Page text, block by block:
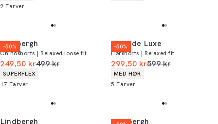
2 Farver
-50%
Lindbergh
Chinoshorts | Relaxed loose fit
249,50 krI alt (uden rabat)
499 kr
Produkt egenskaber
SUPERFLEX
17 Farver
-50%
Junk de Luxe
Hørshorts | Relaxed fit
299,50 krI alt (uden rabat)
599 kr
Produkt egenskaber
MED HØR
5 Farver
Lindbergh Lindbergh